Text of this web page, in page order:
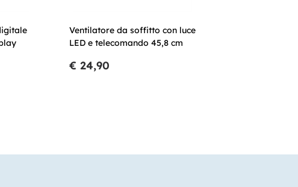
Ventilatore da soffitto con luce
LED e telecomando 45,8 cm
€ 24,90